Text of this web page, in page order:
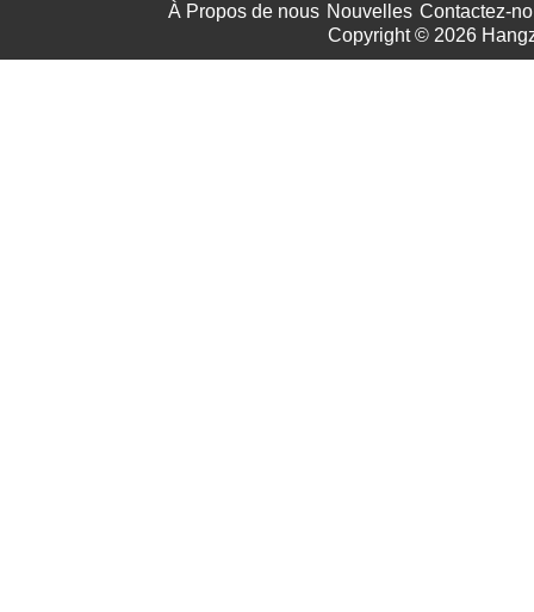
À Propos de nous Nouvelles Contactez-
Copyright © 2026